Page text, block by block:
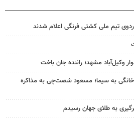
تیم ملی کشتی فرنگی اعلام شدند
وکیل‌آباد مشهد؛ راننده جان باخت
خانگی به سیما؛ مسعود شصت‌چی به مذاکره
به طلای جهان رسیدم